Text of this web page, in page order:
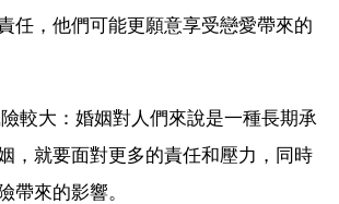
任，他們可能更願意享受戀愛帶來的
較大：婚姻對人們來說是一種長期承
，就要面對更多的責任和壓力，同時
帶來的影響。